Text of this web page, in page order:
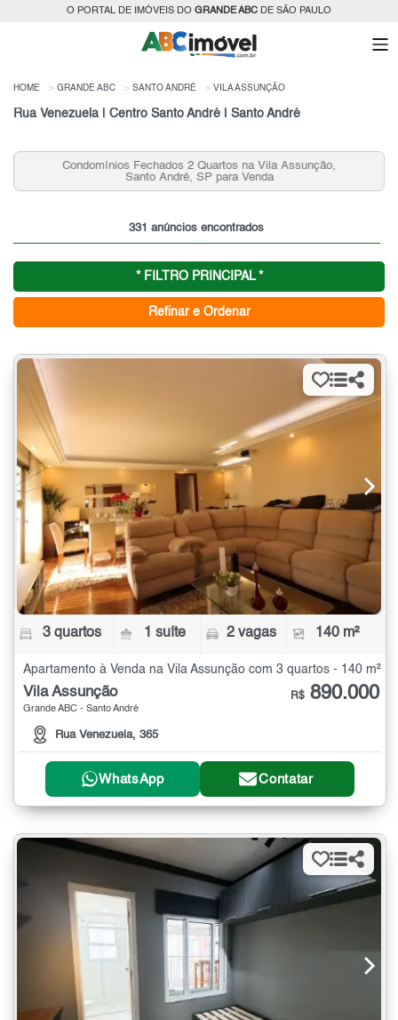
O PORTAL DE IMÓVEIS DO GRANDE ABC DE SÃO PAULO
HOME GRANDE ABC SANTO ANDRÉ VILA ASSUNÇÃO
Rua Venezuela | Centro Santo André | Santo André
Condomínios Fechados 2 Quartos na Vila Assunção,
Santo André, SP para Venda
331 anúncios encontrados
* FILTRO PRINCIPAL *
Refinar e Ordenar
3 quartos 1 suíte 2 vagas 140 m²
Apartamento à Venda na Vila Assunção com 3 quartos - 140 m²
Vila Assunção
Grande ABC - Santo André
Rua Venezuela, 365
R$ 890.000
WhatsApp Contatar